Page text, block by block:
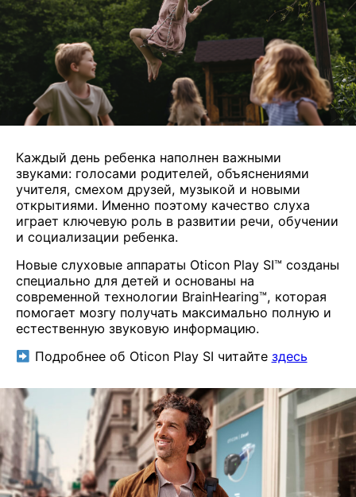
Каждый день ребенка наполнен важными
звуками: голосами родителей, объяснениями
учителя, смехом друзей, музыкой и новыми
открытиями. Именно поэтому качество слуха
играет ключевую роль в развитии речи, обучении
и социализации ребенка.
Новые слуховые аппараты Oticon Play SI™ созданы
специально для детей и основаны на
современной технологии BrainHearing™, которая
помогает мозгу получать максимально полную и
естественную звуковую информацию.
Подробнее об Oticon Play SI читайте здесь